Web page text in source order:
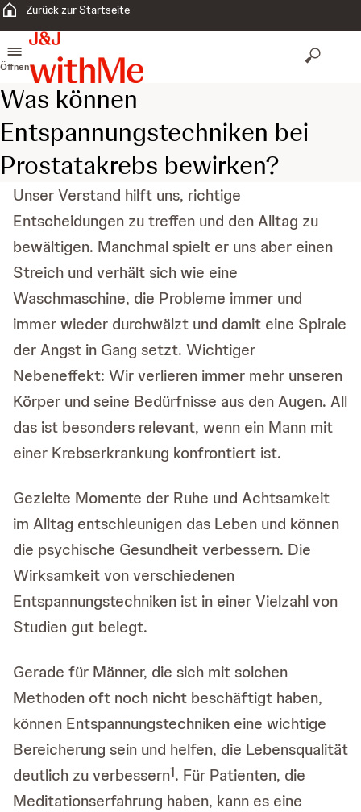
Zurück zur Startseite
Öffnen
Was können
Entspannungstechniken bei
Prostatakrebs bewirken?
Unser Verstand hilft uns, richtige
Entscheidungen zu treffen und den Alltag zu
bewältigen. Manchmal spielt er uns aber einen
Streich und verhält sich wie eine
Waschmaschine, die Probleme immer und
immer wieder durchwälzt und damit eine Spirale
der Angst in Gang setzt. Wichtiger
Nebeneffekt: Wir verlieren immer mehr unseren
Körper und seine Bedürfnisse aus den Augen. All
das ist besonders relevant, wenn ein Mann mit
einer Krebserkrankung konfrontiert ist.
Gezielte Momente der Ruhe und Achtsamkeit
im Alltag entschleunigen das Leben und können
die psychische Gesundheit verbessern. Die
Wirksamkeit von verschiedenen
Entspannungstechniken ist in einer Vielzahl von
Studien gut belegt.
Gerade für Männer, die sich mit solchen
Methoden oft noch nicht beschäftigt haben,
können Entspannungstechniken eine wichtige
Bereicherung sein und helfen, die Lebensqualität
deutlich zu verbessern1. Für Patienten, die
Meditationserfahrung haben, kann es eine